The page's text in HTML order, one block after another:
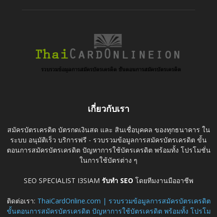
เกี่ยวกับเรา
สมัครบัตรเครดิต บัตรกดเงินสด และ สินเชื่อบุคคล ของทุกธนาคาร ใน
ระบบ อนุมัติเร็ว บริการฟรี - รวบรวมข้อมูลการสมัครบัตรเครดิต ขั้น
ตอนการสมัครบัตรเครดิต ปัญหาการใช้บัตรเครดิต พร้อมทั้ง โปรโมชั่น
ในการใช้บัตรต่าง ๆ
SEO SPECIALIST I3SIAM รับทำ SEO โดยทีมงานมืออาชีพ
ติดต่อเรา: ThaiCardOnline.com | รวบรวมข้อมูลการสมัครบัตรเครดิต
ขั้นตอนการสมัครบัตรเครดิต ปัญหาการใช้บัตรเครดิต พร้อมทั้ง โปรโม